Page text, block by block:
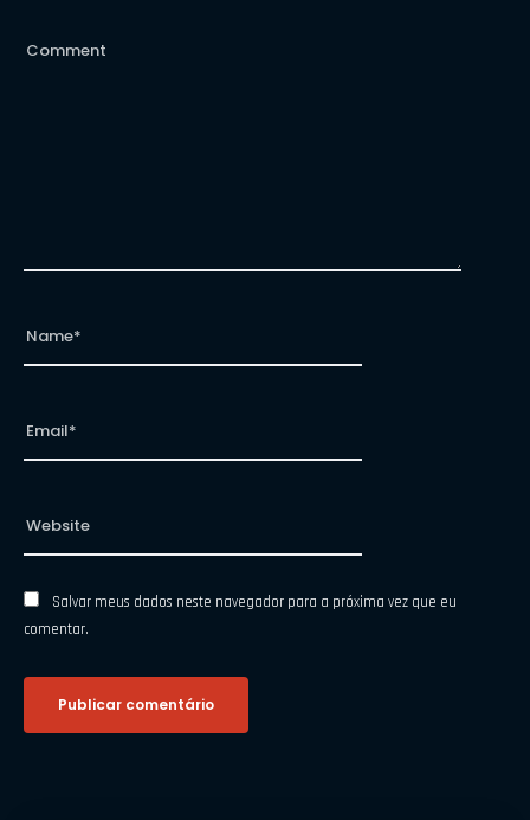
Salvar meus dados neste navegador para a próxima vez que eu
comentar.